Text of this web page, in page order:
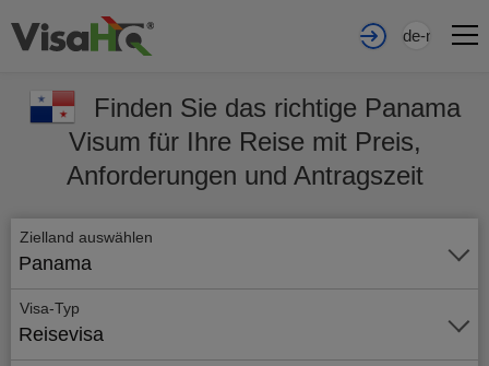
de-nl
Finden Sie das richtige Panama
Visum für Ihre Reise mit Preis,
Anforderungen und Antragszeit
Zielland auswählen
Panama
Visa-Typ
Reisevisa